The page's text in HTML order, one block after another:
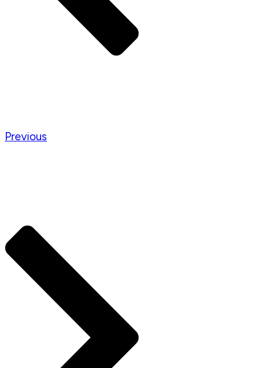
Previous